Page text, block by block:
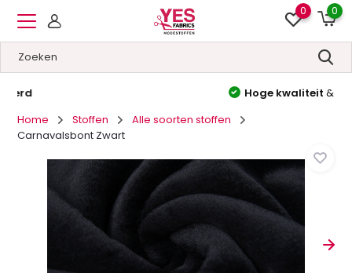
0 0
Lage prijzen
Home
Stoffen
Alle soorten stoffen
Carnavalsbont Zwart